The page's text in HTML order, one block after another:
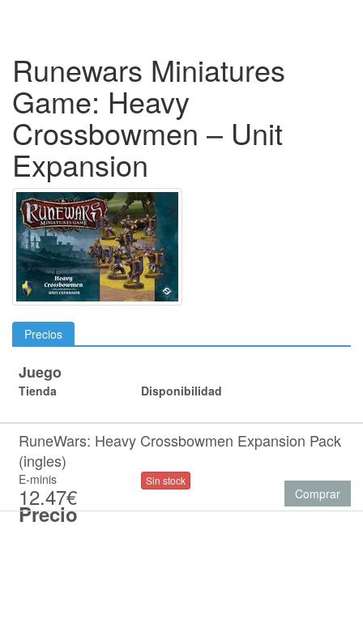
Runewars Miniatures
Game: Heavy
Crossbowmen – Unit
Expansion
Precios
Juego
Tienda
Precio
Disponibilidad
RuneWars: Heavy Crossbowmen Expansion Pack
(ingles)
E-minis
12.47€
Sin stock
Comprar